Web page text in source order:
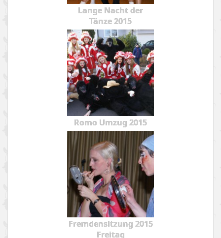
Lange Nacht der
Tänze 2015
Romo Umzug 2015
Fremdensitzung 2015
Freitag